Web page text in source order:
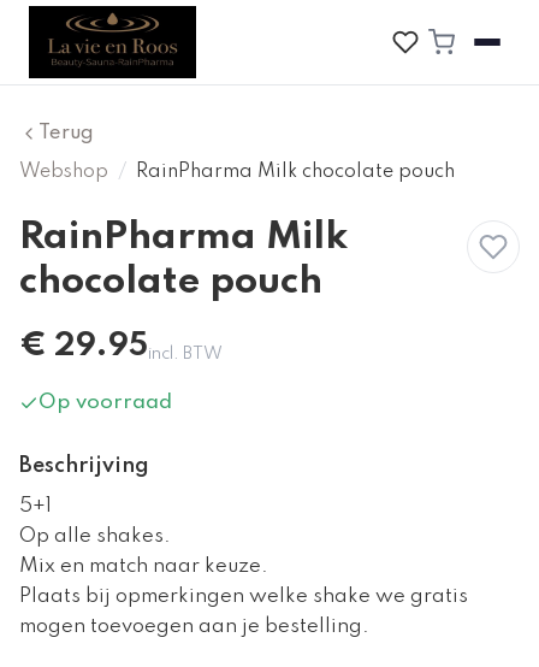
Terug
Webshop
/ RainPharma Milk chocolate pouch
RainPharma Milk
chocolate pouch
€ 29.95incl. BTW
Op voorraad
Beschrijving
5+1
Op alle shakes.
Mix en match naar keuze.
Plaats bij opmerkingen welke shake we gratis
mogen toevoegen aan je bestelling.